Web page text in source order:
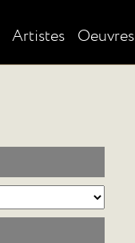
Artistes Oeuvres